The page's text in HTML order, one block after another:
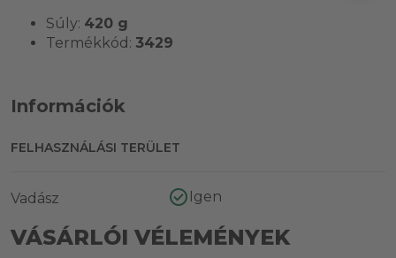
Súly: 420 g
Termékkód: 3429
Információk
FELHASZNÁLÁSI TERÜLET
Vadász Igen
VÁSÁRLÓI VÉLEMÉNYEK